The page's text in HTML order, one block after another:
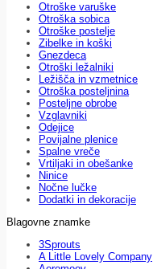
Otroške varuške
Otroška sobica
Otroške postelje
Zibelke in koški
Gnezdeca
Otroški ležalniki
Ležišča in vzmetnice
Otroška posteljnina
Posteljne obrobe
Vzglavniki
Odejice
Povijalne plenice
Spalne vreče
Vrtiljaki in obešanke
Ninice
Nočne lučke
Dodatki in dekoracije
Blagovne znamke
3Sprouts
A Little Lovely Company